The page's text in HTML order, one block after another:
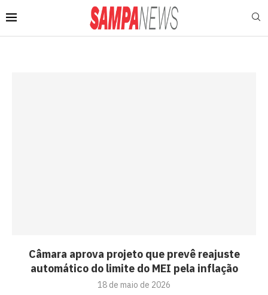
Câmara aprova projeto que prevê reajuste
automático do limite do MEI pela inflação
18 de maio de 2026